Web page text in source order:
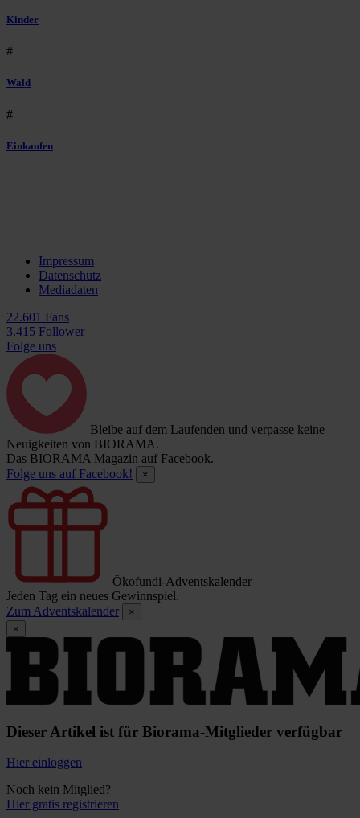
Kinder
#
Wald
#
Einkaufen
Impressum
Datenschutz
Mediadaten
22.601 Fans
3.415 Follower
Folge uns
Bleibe auf dem Laufenden und verpasse keine
Neuigkeiten von BIORAMA.
Das BIORAMA Magazin auf Facebook.
Folge uns auf Facebook!
×
Ökofundi-Adventskalender
Jeden Tag ein neues Gewinnspiel.
Zum Adventskalender
×
×
Dieser Artikel ist für Biorama-Mitglieder verfügbar
Hier einloggen
Noch kein Mitglied?
Hier gratis registrieren